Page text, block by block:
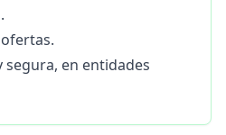
segura, en entidades